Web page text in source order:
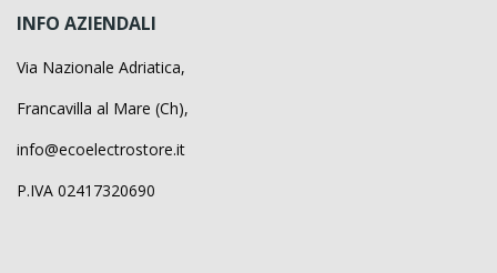
INFO AZIENDALI
Via Nazionale Adriatica,
Francavilla al Mare (Ch),
info@ecoelectrostore.it
P.IVA 02417320690